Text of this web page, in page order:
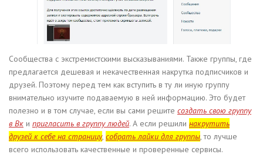
Сообщества с экстремистскими высказываниями. Также группы, где
предлагается дешевая и некачественная накрутка подписчиков и
друзей. Поэтому перед тем как вступить в ту ли иную группу
внимательно изучите подаваемую в ней информацию. Это будет
полезно и в том случае, если вы сами решите создать свою группу
в Вк и пригласить в группу людей. А если решили накрутить
друзей к себе на страницу, собрать лайки для группы, то лучше
всего использовать качественные и проверенные сервисы.